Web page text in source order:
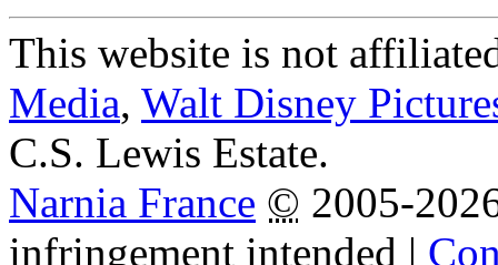
This website is not
Media, Walt Disney
C.S. Lewis Estate.
Narnia France © 2005-
infringement intended |